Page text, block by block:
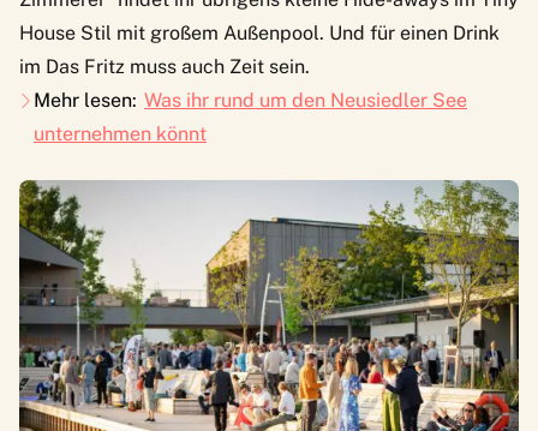
House Stil mit großem Außenpool. Und für einen Drink
im Das Fritz muss auch Zeit sein.
Mehr lesen: Was ihr rund um den Neusiedler See
unternehmen könnt